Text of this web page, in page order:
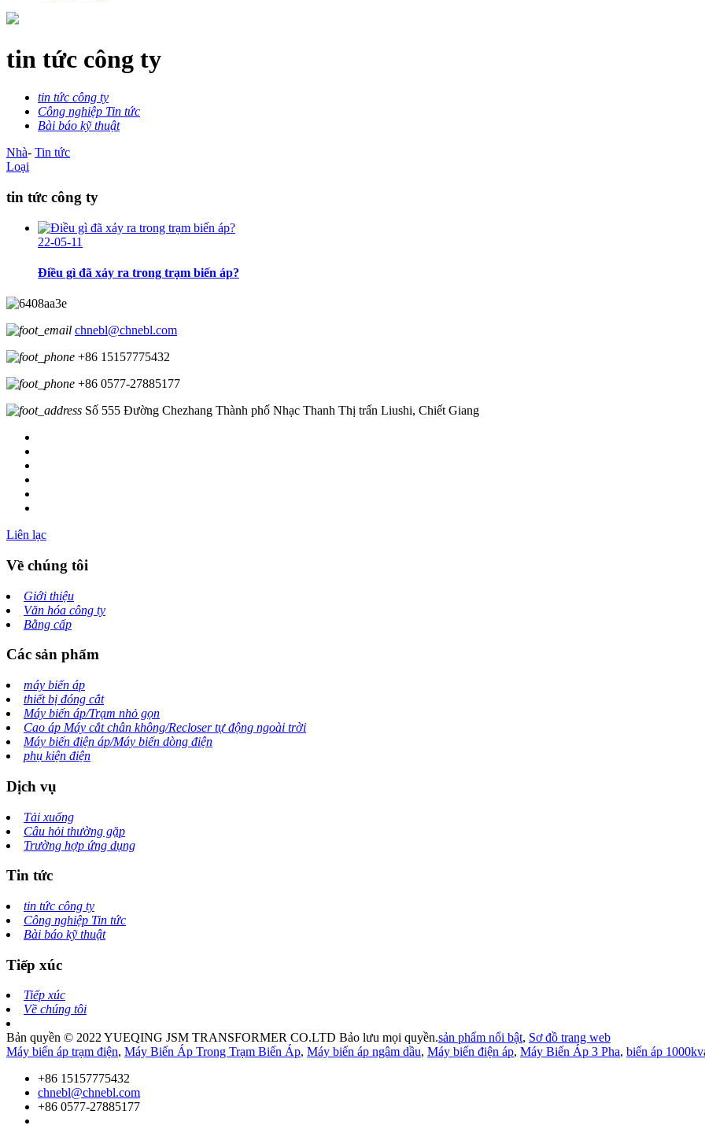
tin tức công ty
tin tức công ty
Công nghiệp Tin tức
Bài báo kỹ thuật
Nhà- Tin tức
Loại
tin tức công ty
22-05-11
Điều gì đã xảy ra trong trạm biến áp?
chnebl@chnebl.com
+86 15157775432
+86 0577-27885177
Số 555 Đường Chezhang Thành phố Nhạc Thanh Thị trấn Liushi, Chiết Giang
Liên lạc
Về chúng tôi
Giới thiệu
Văn hóa công ty
Bằng cấp
Các sản phẩm
máy biến áp
thiết bị đóng cắt
Máy biến áp/Trạm nhỏ gọn
Cao áp Máy cắt chân không/Recloser tự động ngoài trời
Máy biến điện áp/Máy biến dòng điện
phụ kiện điện
Dịch vụ
Tải xuống
Câu hỏi thường gặp
Trường hợp ứng dụng
Tin tức
tin tức công ty
Công nghiệp Tin tức
Bài báo kỹ thuật
Tiếp xúc
Tiếp xúc
Về chúng tôi
Bản quyền © 2022 YUEQING JSM TRANSFORMER CO.LTD Bảo lưu mọi quyền.sản phẩm nổi bật, Sơ đồ trang web
Máy biến áp trạm điện, Máy Biến Áp Trong Trạm Biến Áp, Máy biến áp ngâm dầu, Máy biến điện áp, Máy Biến Áp 3 Pha, biến áp
+86 15157775432
chnebl@chnebl.com
+86 0577-27885177